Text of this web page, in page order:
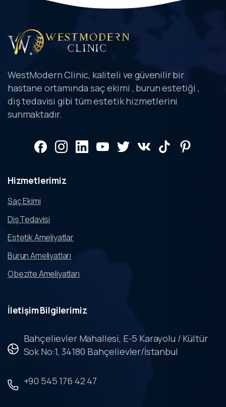
WestModern Clinic, kaliteli ve güvenilir bir
hastane ortamında saç ekimi , burun estetiği ,
diş tedavisi gibi tüm estetik hizmetlerini
sunmaktadır.
Hizmetlerimiz
Saç Ekimi
Diş Tedavisi
Estetik Ameliyatlar
Burun Ameliyatları
Obezite Ameliyatları
İletişimBilgilerimiz
Bahçelievler Mahallesi, E-5 Karayolu / Kültür
Sok No:1, 34180 Bahçelievler/İstanbul
+90 545 176 42 47